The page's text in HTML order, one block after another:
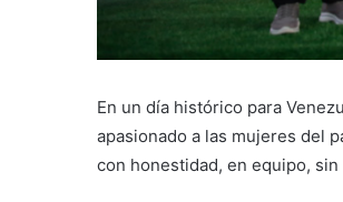
En un día histórico para
apasionado a las mujeres del
con honestidad, en equipo,